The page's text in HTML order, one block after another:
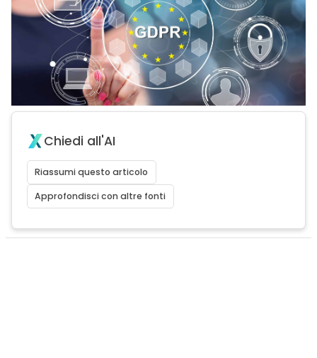
Chiedi all'AI
Riassumi questo articolo
Approfondisci con altre fonti